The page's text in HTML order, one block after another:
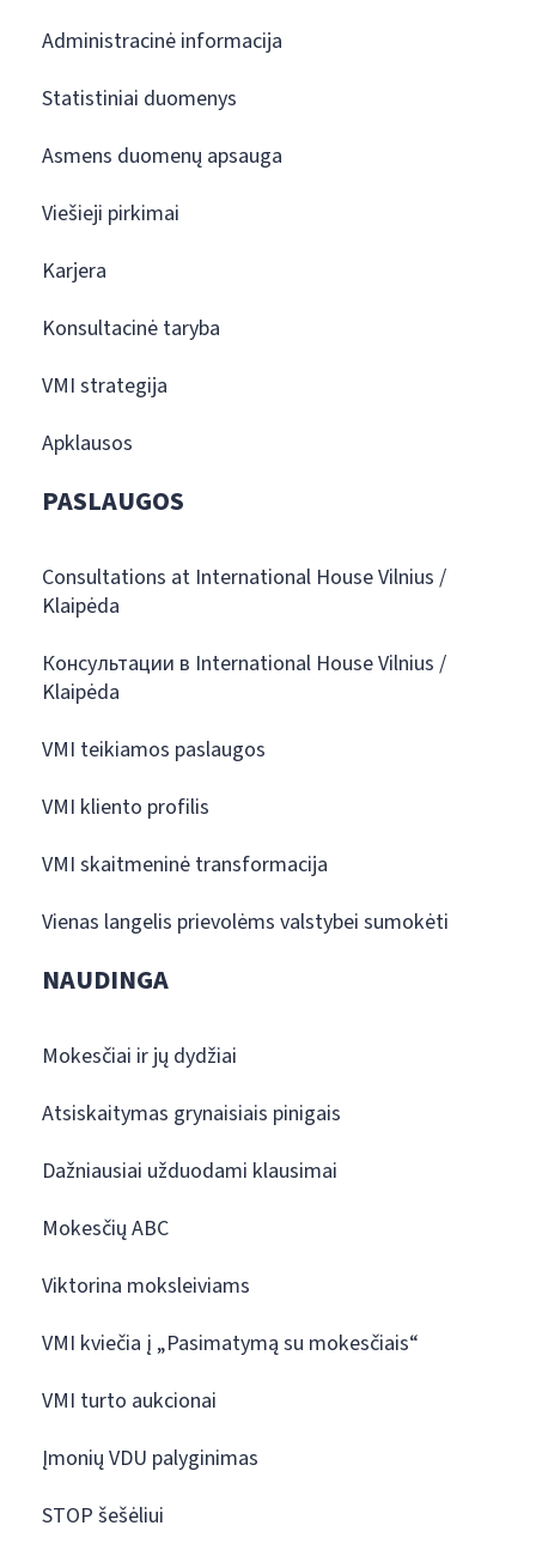
Administracinė informacija
Statistiniai duomenys
Asmens duomenų apsauga
Viešieji pirkimai
Karjera
Konsultacinė taryba
VMI strategija
Apklausos
PASLAUGOS
Consultations at International House Vilnius /
Klaipėda
Консультации в International House Vilnius /
Klaipėda
VMI teikiamos paslaugos
VMI kliento profilis
VMI skaitmeninė transformacija
Vienas langelis prievolėms valstybei sumokėti
NAUDINGA
Mokesčiai ir jų dydžiai
Atsiskaitymas grynaisiais pinigais
Dažniausiai užduodami klausimai
Mokesčių ABC
Viktorina moksleiviams
VMI kviečia į „Pasimatymą su mokesčiais“
VMI turto aukcionai
Įmonių VDU palyginimas
STOP šešėliui